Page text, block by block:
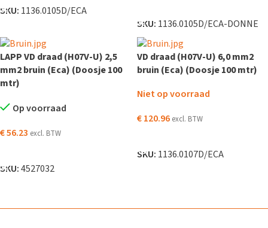
SKU: 1136.0105D/ECA
SKU: 1136.0105D/ECA-DONNE
LAPP VD draad (H07V-U) 2,5
mm2 bruin (Eca) (Doosje 100
mtr)
Op voorraad
€56.23 excl. BTW
SKU:4527032
VD draad (H07V-U) 6,0 mm2
bruin (Eca) (Doosje 100 mtr)
Niet op voorraad
€120.96 excl. BTW
SKU: 1136.0107D/ECA